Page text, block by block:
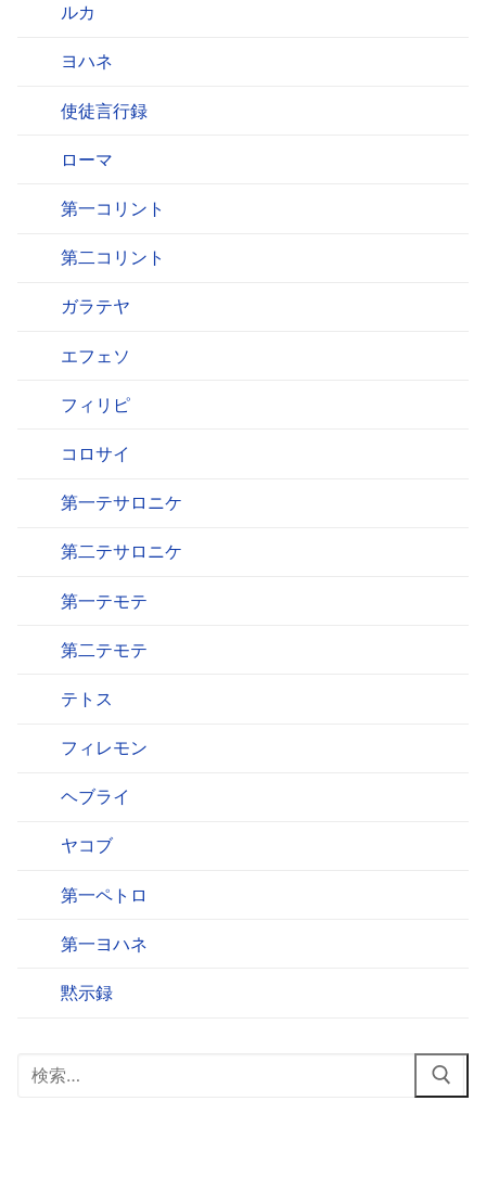
ルカ
ヨハネ
使徒言行録
ローマ
第一コリント
第二コリント
ガラテヤ
エフェソ
フィリピ
コロサイ
第一テサロニケ
第二テサロニケ
第一テモテ
第二テモテ
テトス
フィレモン
ヘブライ
ヤコブ
第一ペトロ
第一ヨハネ
黙示録